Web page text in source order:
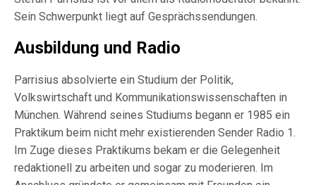
Sein Schwerpunkt liegt auf Gesprächssendungen.
Ausbildung und Radio
Parrisius absolvierte ein Studium der Politik,
Volkswirtschaft und Kommunikationswissenschaften in
München. Während seines Studiums begann er 1985 ein
Praktikum beim nicht mehr existierenden Sender Radio 1.
Im Zuge dieses Praktikums bekam er die Gelegenheit
redaktionell zu arbeiten und sogar zu moderieren. Im